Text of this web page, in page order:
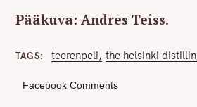
Pääkuva: Andres Teiss.
TAGS teerenpeli the helsinki
Facebook Comments